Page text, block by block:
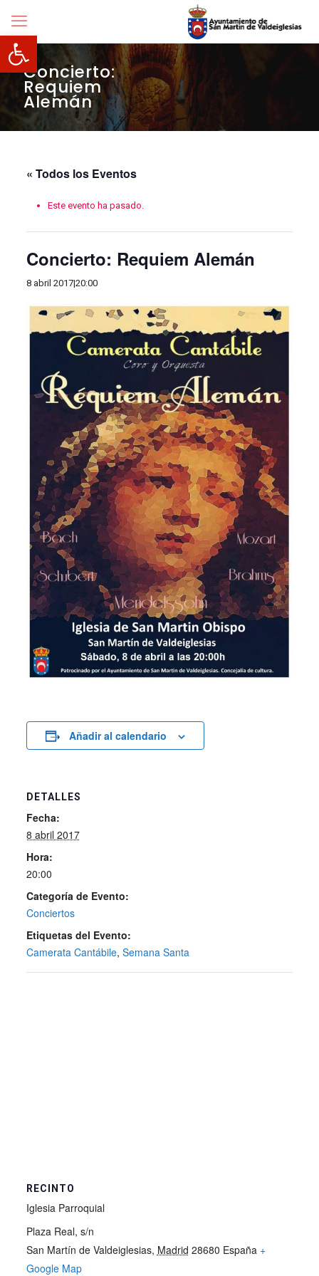
Abrir barra de herramientas
Concierto:
Requiem
Alemán
« Todos los Eventos
Este evento ha pasado.
Concierto: Requiem Alemán
8 abril 2017|20:00
Añadir al calendario
DETALLES
Fecha:
8 abril 2017
Hora:
20:00
Categoría de Evento:
Conciertos
Etiquetas del Evento:
Camerata Cantábile, Semana Santa
RECINTO
Iglesia Parroquial
Plaza Real, s/n
San Martín de Valdeiglesias, Madrid 28680 España +
Google Map